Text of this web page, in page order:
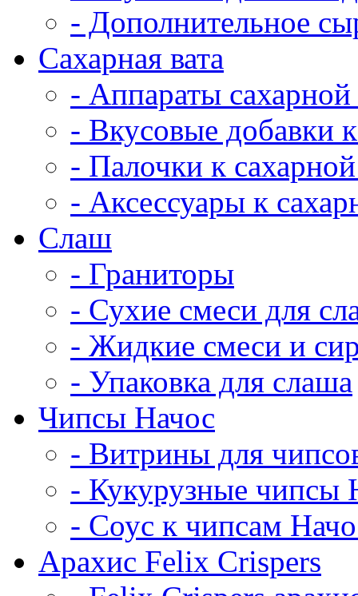
- Дополнительное
Сахарная вата
- Аппараты сахарной
- Вкусовые добавки
- Палочки к сахарной
- Аксессуары к
Cлаш
- Граниторы
- Сухие смеси для
- Жидкие смеси и
- Упаковка для слаша
Чипсы Начос
- Витрины для
- Кукурузные чипсы
- Соус к чипсам
Арахис Felix Crispers